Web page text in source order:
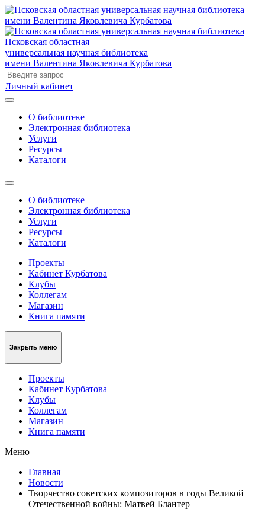
Псковская областная
универсальная научная библиотека
имени Валентина Яковлевича Курбатова
Личный кабинет
О библиотеке
Электронная библиотека
Услуги
Ресурсы
Каталоги
О библиотеке
Электронная библиотека
Услуги
Ресурсы
Каталоги
Проекты
Кабинет Курбатова
Клубы
Коллегам
Магазин
Книга памяти
Закрыть меню
Проекты
Кабинет Курбатова
Клубы
Коллегам
Магазин
Книга памяти
Меню
Главная
Новости
Творчество советских композиторов в годы Великой
Отечественной войны: Матвей Блантер